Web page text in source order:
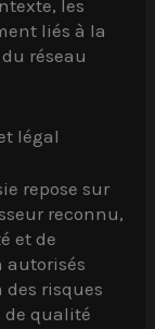
les
liés à la
réseau
légal
repose sur
reconnu,
et de
autorisés
des risques
de qualité